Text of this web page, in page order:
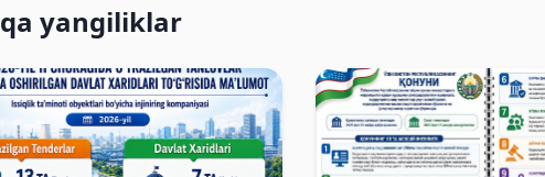
yangiliklar